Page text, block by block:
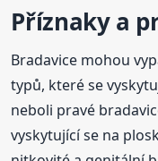
Příznaky a
Bradavice mohou
typů, které se
neboli pravé
vyskytující se na